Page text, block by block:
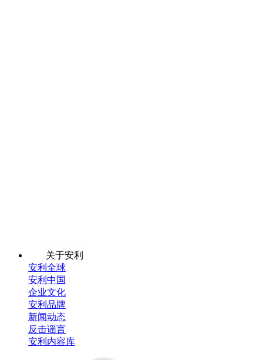
关于安利
安利全球
安利中国
企业文化
安利品牌
新闻动态
反击谣言
安利内容库